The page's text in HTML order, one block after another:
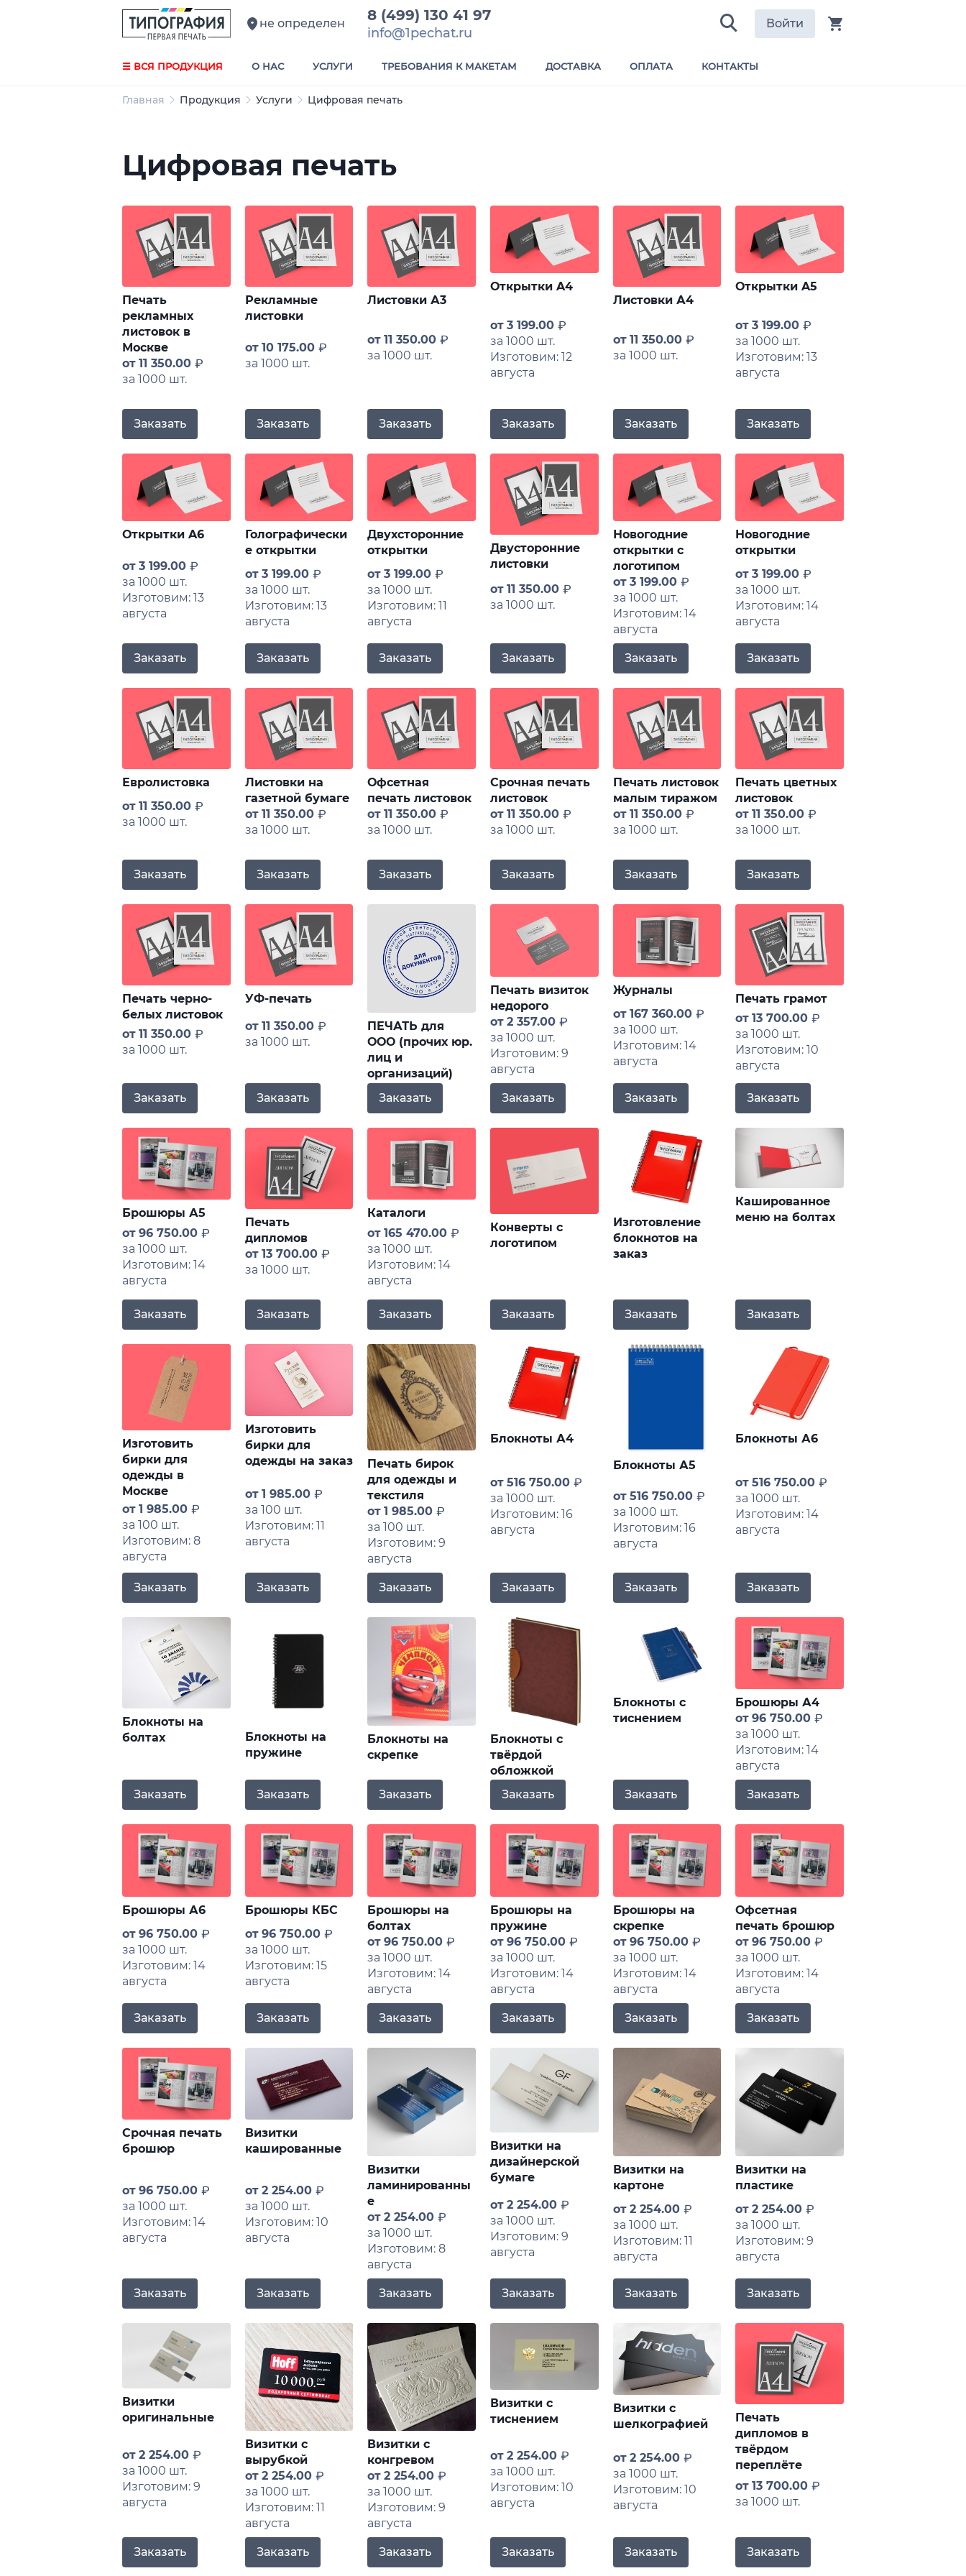
не определен 8 (499) 130 41 97
info@1pechat.ru
Войти
☰ ВСЯ ПРОДУКЦИЯ О НАС УСЛУГИ ТРЕБОВАНИЯ К МАКЕТАМ ДОСТАВКА ОПЛАТА КОНТАКТЫ
Главная Продукция Услуги Цифровая печать
Цифровая печать
Печать
рекламных
листовок в
Москве
от 11 350.00
за 1000 шт.
Заказать
Рекламные
листовки
от 10 175.00
за 1000 шт.
Заказать
Листовки А3
от 11 350.00
за 1000 шт.
Заказать
Открытки A4
от 3 199.00
за 1000 шт.
Изготовим: 12
августа
Заказать
Листовки А4
от 11 350.00
за 1000 шт.
Заказать
Открытки A5
от 3 199.00
за 1000 шт.
Изготовим: 13
августа
Заказать
Открытки A6
от 3 199.00
за 1000 шт.
Изготовим: 13
августа
Заказать
Голографически
е открытки
от 3 199.00
за 1000 шт.
Изготовим: 13
августа
Заказать
Двухсторонние
открытки
от 3 199.00
за 1000 шт.
Изготовим: 11
августа
Заказать
Двусторонние
листовки
от 11 350.00
за 1000 шт.
Заказать
Новогодние
открытки с
логотипом
от 3 199.00
за 1000 шт.
Изготовим: 14
августа
Заказать
Новогодние
открытки
от 3 199.00
за 1000 шт.
Изготовим: 14
августа
Заказать
Евролистовка
от 11 350.00
за 1000 шт.
Заказать
Листовки на
газетной бумаге
от 11 350.00
за 1000 шт.
Заказать
Офсетная
печать листовок
от 11 350.00
за 1000 шт.
Заказать
Срочная печать
листовок
от 11 350.00
за 1000 шт.
Заказать
Печать листовок
малым тиражом
от 11 350.00
за 1000 шт.
Заказать
Печать цветных
листовок
от 11 350.00
за 1000 шт.
Заказать
Печать черно-
белых листовок
от 11 350.00
за 1000 шт.
Заказать
УФ-печать
от 11 350.00
за 1000 шт.
Заказать
ПЕЧАТЬ для
ООО (прочих юр.
лиц и
организаций)
Заказать
Печать визиток
недорого
от 2 357.00
за 1000 шт.
Изготовим: 9
августа
Заказать
Журналы
от 167 360.00
за 1000 шт.
Изготовим: 14
августа
Заказать
Печать грамот
от 13 700.00
за 1000 шт.
Изготовим: 10
августа
Заказать
Брошюры А5
от 96 750.00
за 1000 шт.
Изготовим: 14
августа
Заказать
Печать
дипломов
от 13 700.00
за 1000 шт.
Заказать
Каталоги
от 165 470.00
за 1000 шт.
Изготовим: 14
августа
Заказать
Конверты с
логотипом
Заказать
Изготовление
блокнотов на
заказ
Заказать
Кашированное
меню на болтах
Заказать
Изготовить
бирки для
одежды в
Москве
от 1 985.00
за 100 шт.
Изготовим: 8
августа
Заказать
Изготовить
бирки для
одежды на заказ
от 1 985.00
за 100 шт.
Изготовим: 11
августа
Заказать
Печать бирок
для одежды и
текстиля
от 1 985.00
за 100 шт.
Изготовим: 9
августа
Заказать
Блокноты А4
от 516 750.00
за 1000 шт.
Изготовим: 16
августа
Заказать
Блокноты А5
от 516 750.00
за 1000 шт.
Изготовим: 16
августа
Заказать
Блокноты А6
от 516 750.00
за 1000 шт.
Изготовим: 14
августа
Заказать
Блокноты на
болтах
Заказать
Блокноты на
пружине
Заказать
Блокноты на
скрепке
Заказать
Блокноты с
твёрдой
обложкой
Заказать
Блокноты с
тиснением
Заказать
Брошюры А4
от 96 750.00
за 1000 шт.
Изготовим: 14
августа
Заказать
Брошюры А6
от 96 750.00
за 1000 шт.
Изготовим: 14
августа
Заказать
Брошюры КБС
от 96 750.00
за 1000 шт.
Изготовим: 15
августа
Заказать
Брошюры на
болтах
от 96 750.00
за 1000 шт.
Изготовим: 14
августа
Заказать
Брошюры на
пружине
от 96 750.00
за 1000 шт.
Изготовим: 14
августа
Заказать
Брошюры на
скрепке
от 96 750.00
за 1000 шт.
Изготовим: 14
августа
Заказать
Офсетная
печать брошюр
от 96 750.00
за 1000 шт.
Изготовим: 14
августа
Заказать
Срочная печать
брошюр
от 96 750.00
за 1000 шт.
Изготовим: 14
августа
Заказать
Визитки
кашированные
от 2 254.00
за 1000 шт.
Изготовим: 10
августа
Заказать
Визитки
ламинированны
е
от 2 254.00
за 1000 шт.
Изготовим: 8
августа
Заказать
Визитки на
дизайнерской
бумаге
от 2 254.00
за 1000 шт.
Изготовим: 9
августа
Заказать
Визитки на
картоне
от 2 254.00
за 1000 шт.
Изготовим: 11
августа
Заказать
Визитки на
пластике
от 2 254.00
за 1000 шт.
Изготовим: 9
августа
Заказать
Визитки
оригинальные
от 2 254.00
за 1000 шт.
Изготовим: 9
августа
Заказать
Визитки с
вырубкой
от 2 254.00
за 1000 шт.
Изготовим: 11
августа
Заказать
Визитки с
конгревом
от 2 254.00
за 1000 шт.
Изготовим: 9
августа
Заказать
Визитки с
тиснением
от 2 254.00
за 1000 шт.
Изготовим: 10
августа
Заказать
Визитки с
шелкографией
от 2 254.00
за 1000 шт.
Изготовим: 10
августа
Заказать
Печать
дипломов в
твёрдом
переплёте
от 13 700.00
за 1000 шт.
Заказать